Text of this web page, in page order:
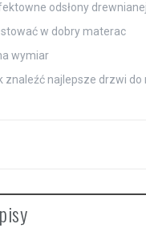
odsłony
w dobry materac
wymiar
znaleźć najlepsze drzwi